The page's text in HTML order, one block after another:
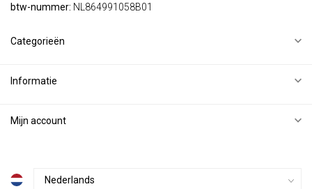
btw-nummer: NL864991058B01
Categorieën
Informatie
Mijn account